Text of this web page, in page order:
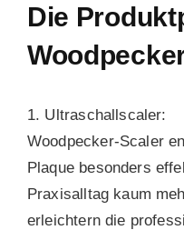
Die
1. Ultraschallscaler:
Woodpecker-Scaler
Plaque besonders
Praxisalltag kaum
erleichtern die